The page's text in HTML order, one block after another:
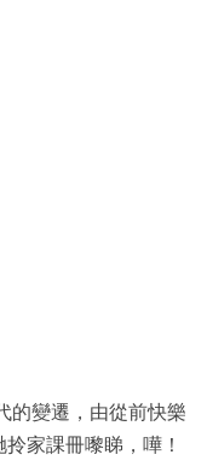
的變遷，由從前快樂
家課冊嚟睇，嘩！